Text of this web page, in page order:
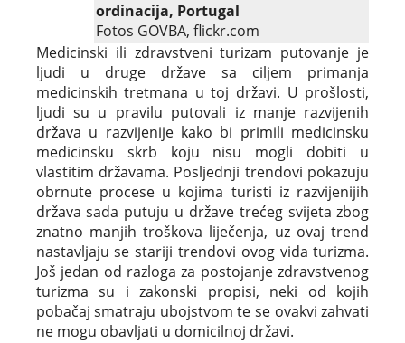
ordinacija, Portugal
Fotos GOVBA, flickr.com
Medicinski ili zdravstveni turizam putovanje je
ljudi u druge države sa ciljem primanja
medicinskih tretmana u toj državi. U prošlosti,
ljudi su u pravilu putovali iz manje razvijenih
država u razvijenije kako bi primili medicinsku
medicinsku skrb koju nisu mogli dobiti u
vlastitim državama. Posljednji trendovi pokazuju
obrnute procese u kojima turisti iz razvijenijih
država sada putuju u države trećeg svijeta zbog
znatno manjih troškova liječenja, uz ovaj trend
nastavljaju se stariji trendovi ovog vida turizma.
Još jedan od razloga za postojanje zdravstvenog
turizma su i zakonski propisi, neki od kojih
pobačaj smatraju ubojstvom te se ovakvi zahvati
ne mogu obavljati u domicilnoj državi.